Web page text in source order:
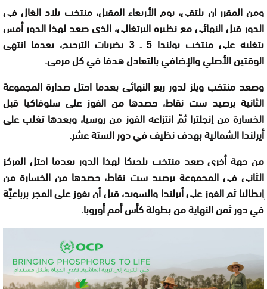
ومن المقرر ان يلتقي، يوم الأربعاء المقبل، منتخب بلاد الغال في
الدور قبل النهائي مع نظيره البرتغالي، الذي صعد لهذا الدور أمس
بتغلبه على منتخب بولندا 5 ـ 3 بضربات الترجيح، بعدما انتهى
الوقتين الأصلي والإضافي بالتعادل هدفا في كل مرمى.
وصعد منتخب ويلز لدور ربع النهائي بعدما احتل صدارة المجموعة
الثانية برصيد ست نقاط، حصدها من الفوز على سلوفاكيا قبل
الخسارة من إنجلترا ثمّ انتزاعه الفوز من روسيا، وبعدها تغلب على
أيرلندا الشمالية بهدف نظيف في دور الستة عشر.
من جهة أخرى صعد منتخب بلجيكا لهذا الدور بعدما احتل المركز
الثاني في المجموعة برصيد ست نقاط، حصدها من الخسارة من
إيطاليا ثم الفوز على أيرلندا والسويد، قبل أن يفوز على المجر برباعيّة
في دور ثمن النهاية من بطولة كأس أمم أوروبا.